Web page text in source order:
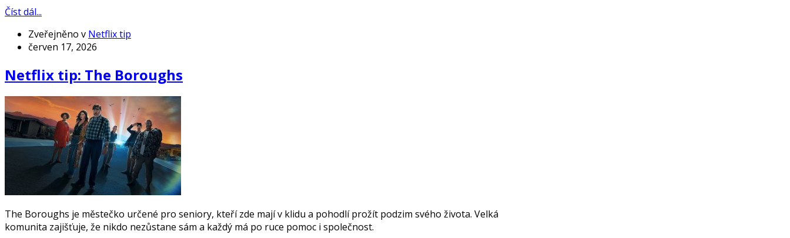
Číst dál...
Zveřejněno v Netflix tip
červen 17, 2026
Netflix tip: The Boroughs
The Boroughs je městečko určené pro seniory, kteří zde mají v klidu a pohodlí prožít podzim svého života. Velká
komunita zajišťuje, že nikdo nezůstane sám a každý má po ruce pomoc i společnost.